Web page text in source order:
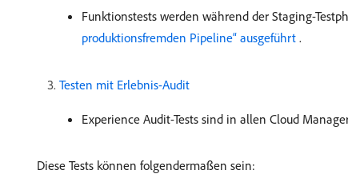
Funktionstests werden während der Staging-
produktionsfremden Pipeline“ ausgeführt ​ .
Testen mit Erlebnis-Audit
Experience Audit-Tests sind in allen Cloud
Diese Tests können folgendermaßen sein: